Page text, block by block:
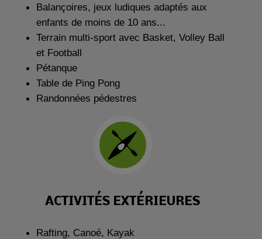
Balançoires, jeux ludiques adaptés aux
enfants de moins de 10 ans...
Terrain multi-sport avec Basket, Volley Ball
et Football
Pétanque
Table de Ping Pong
Randonnées pédestres
ACTIVITÉS EXTÉRIEURES
Rafting, Canoé, Kayak